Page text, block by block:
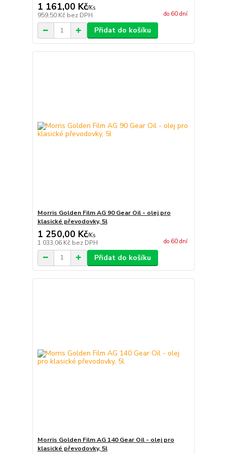
1 161,00 Kč/Ks
959,50 Kč bez DPH do 60 dní
Přidat do košíku
Morris Golden Film AG 90 Gear Oil - olej pro
klasické převodovky, 5l
1 250,00 Kč/Ks
1 033,06 Kč bez DPH do 60 dní
Přidat do košíku
Morris Golden Film AG 140 Gear Oil - olej pro
klasické převodovky, 5l